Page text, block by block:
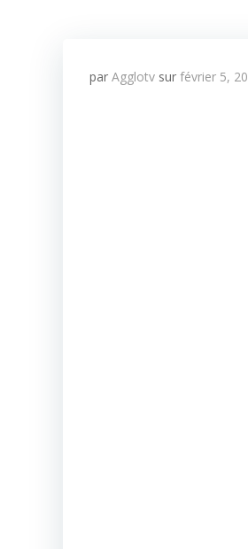
par Agglotv sur février 5,